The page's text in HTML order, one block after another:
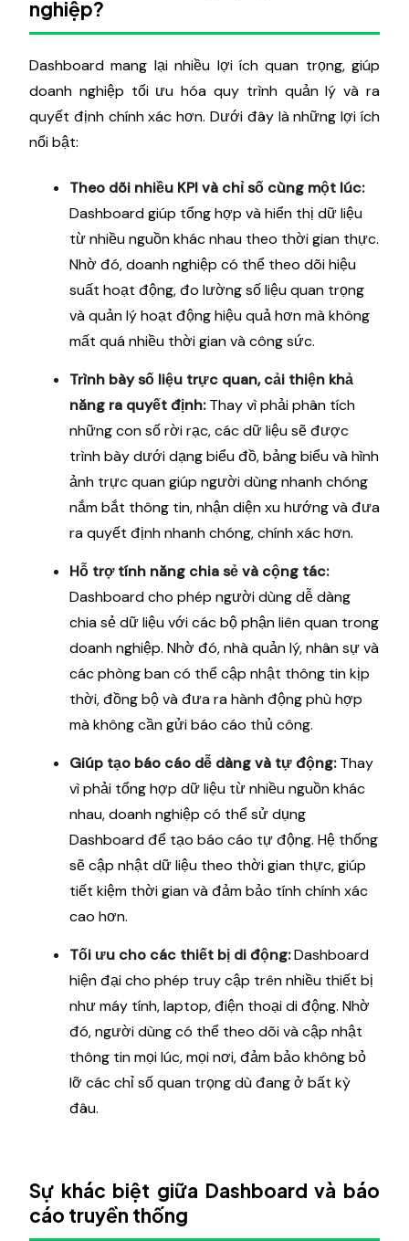
nghiệp?
Dashboard mang lại nhiều lợi ích quan trọng, giúp
doanh nghiệp tối ưu hóa quy trình quản lý và ra
quyết định chính xác hơn. Dưới đây là những lợi ích
nổi bật:
Theo dõi nhiều KPI và chỉ số cùng một lúc:
Dashboard giúp tổng hợp và hiển thị dữ liệu
từ nhiều nguồn khác nhau theo thời gian thực.
Nhờ đó, doanh nghiệp có thể theo dõi hiệu
suất hoạt động, đo lường số liệu quan trọng
và quản lý hoạt động hiệu quả hơn mà không
mất quá nhiều thời gian và công sức.
Trình bày số liệu trực quan, cải thiện khả
năng ra quyết định:Thay vì phải phân tích
những con số rời rạc, các dữ liệu sẽ được
trình bày dưới dạng biểu đồ, bảng biểu và hình
ảnh trực quan giúp người dùng nhanh chóng
nắm bắt thông tin, nhận diện xu hướng và đưa
ra quyết định nhanh chóng, chính xác hơn.
Hỗ trợ tính năng chia sẻ và cộng tác:
Dashboard cho phép người dùng dễ dàng
chia sẻ dữ liệu với các bộ phận liên quan trong
doanh nghiệp. Nhờ đó, nhà quản lý, nhân sự và
các phòng ban có thể cập nhật thông tin kịp
thời, đồng bộ và đưa ra hành động phù hợp
mà không cần gửi báo cáo thủ công.
Giúp tạo báo cáo dễ dàng và tự động:Thay
vì phải tổng hợp dữ liệu từ nhiều nguồn khác
nhau, doanh nghiệp có thể sử dụng
Dashboard để tạo báo cáo tự động. Hệ thống
sẽ cập nhật dữ liệu theo thời gian thực, giúp
tiết kiệm thời gian và đảm bảo tính chính xác
cao hơn.
Tối ưu cho các thiết bị di động:Dashboard
hiện đại cho phép truy cập trên nhiều thiết bị
như máy tính, laptop, điện thoại di động. Nhờ
đó, người dùng có thể theo dõi và cập nhật
thông tin mọi lúc, mọi nơi, đảm bảo không bỏ
lỡ các chỉ số quan trọng dù đang ở bất kỳ
đâu.
Sự khác biệt giữa Dashboard và báo
cáo truyền thống